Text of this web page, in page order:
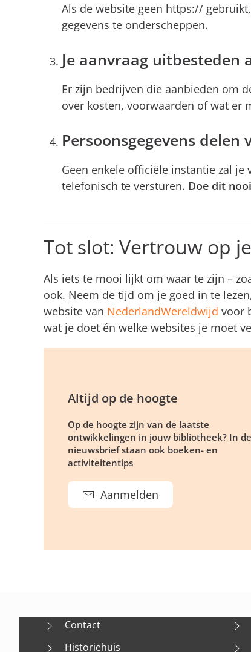
Als de website geen https://
gegevens te onderscheppen.
Je aanvraag
Er zijn bedrijven die aanbieden om
over kosten, voorwaarden of wat er
Persoonsgegevens
Geen enkele officiële instantie zal
telefonisch te versturen. Doe dit
Tot slot: Vertrouw op
Als iets te mooi lijkt om waar te zijn –
ook. Neem de tijd om je goed in te
website van NederlandWereldwijd voor
wat je doet én welke websites je moet
Altijd op de hoogte
Op de hoogte zijn van de laatste
ontwikkelingen in jouw bibliotheek? In de
nieuwsbrief staan ook boeken- en
activiteitentips
Aanmelden
Contact
Historiehuis